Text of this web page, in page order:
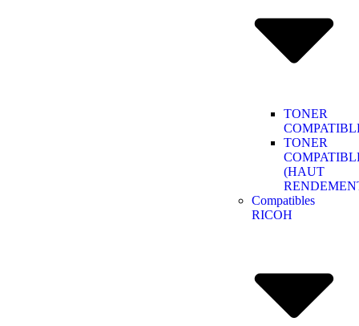
TONER
TONER
(HAUT
Compatibles
RICOH